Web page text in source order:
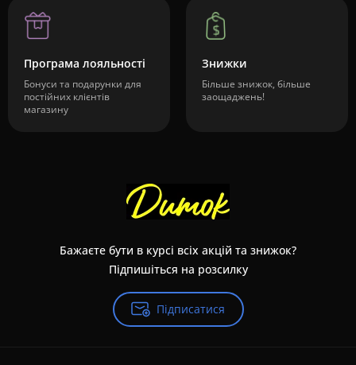
Програма лояльності
Бонуси та подарунки для
постійних клієнтів
магазину
Знижки
Більше знижок, більше
заощаджень!
Бажаєте бути в курсі всіх акцій та знижок?
Підпишіться на розсилку
Підписатися